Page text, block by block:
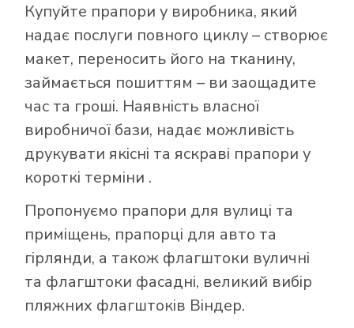
Купуйте прапори у виробника, який
надає послуги повного циклу – створює
макет, переносить його на тканину,
займається пошиттям – ви заощадите
час та гроші. Наявність власної
виробничої бази, надає можливість
друкувати якісні та яскраві прапори у
короткі терміни .
Пропонуємо прапори для вулиці та
приміщень, прапорці для авто та
гірлянди, а також флагштоки вуличні
та флагштоки фасадні, великий вибір
пляжних флагштоків Віндер.